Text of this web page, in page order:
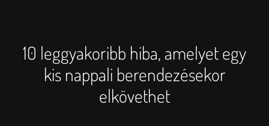
10 leggyakoribb hiba, amelyet egy
kis nappali berendezésekor
elkövethet